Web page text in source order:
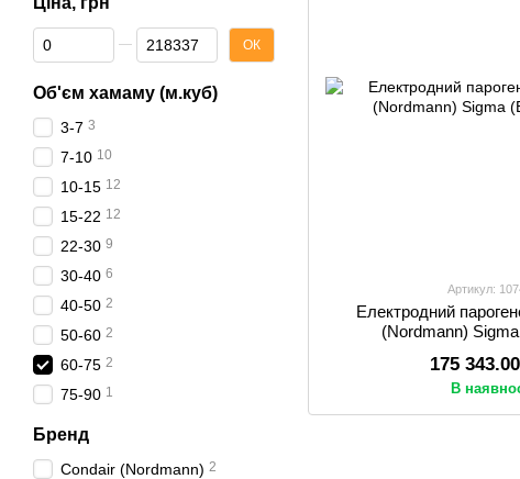
Артикул:
Електродний
(Nordmann)
175
В
Від Ціна, грн
До Ціна, грн ОК
Об'єм хамаму (м.куб)
3-7 3
7-10 10
10-15 12
15-22 12
22-30 9
30-40 6
40-50 2
50-60 2
60-75 2
75-90 1
Бренд
Condair (Nordmann) 2